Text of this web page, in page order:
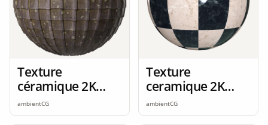
Texture
céramique 2K
seamless
ambientCG
Texture
ceramique 2K
seamless
ambientCG